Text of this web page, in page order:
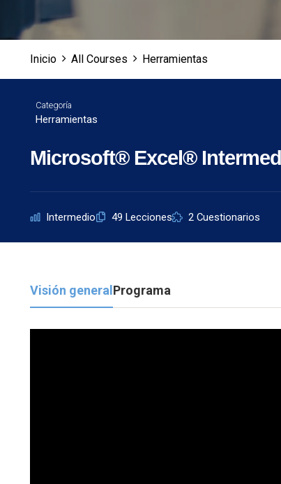
Inicio All Courses Herramientas
Categoría
Herramientas
Microsoft® Excel®
Intermedio 49 Lecciones 2 Cuestionarios
Visión generalPrograma